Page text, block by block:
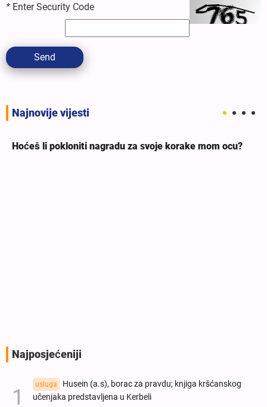
* Enter Security Code
Send
Najnovije vijesti
Hoćeš li pokloniti nagradu za svoje korake mom ocu?
Najposjećeniji
usluga
Husein (a.s), borac za pravdu; knjiga kršćanskog
učenjaka predstavljena u Kerbeli